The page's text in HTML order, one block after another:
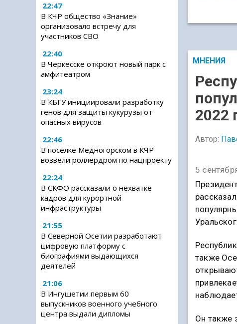
22:47
В КЧР общество «Знание»
организовало встречу для
участников СВО
22:40
В Черкесске откроют новый парк с
амфитеатром
23:24
В КБГУ инициировали разработку
генов для защиты кукурузы от
опасных вирусов
22:46
В поселке Медногорском в КЧР
возвели роллердром по нацпроекту
22:24
В СКФО рассказали о нехватке
кадров для курортной
инфраструктуры
21:55
В Северной Осетии разработают
цифровую платформу с
биографиями выдающихся
деятелей
21:06
В Ингушетии первым 60
выпускников военного учебного
центра выдали дипломы
МНЕНИЯ
2022
Автор:
5
также
Он также